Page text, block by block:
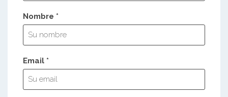
Nombre *
Email *